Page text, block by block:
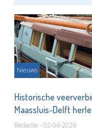
Nieuws
Historische
Maassluis-Delft
Redactie - 02-06-2026